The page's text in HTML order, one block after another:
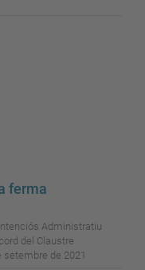
ferma
Administratiu
del Claustre
de 2021